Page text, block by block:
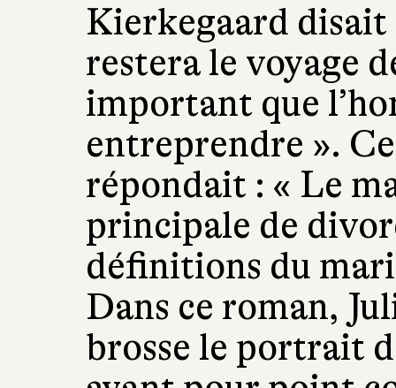
Kierkegaard disait
restera le voyage
important que
entreprendre ».
répondait : « Le
principale de
définitions du
Dans ce roman,
brosse le portrait